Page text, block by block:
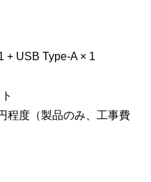
+ USB Type-A × 1
程度（製品のみ、工事費